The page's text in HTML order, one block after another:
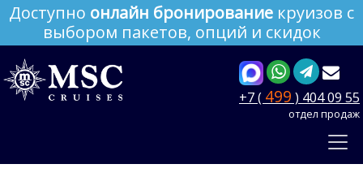
Доступно онлайн бронирование круизов с
выбором пакетов, опций и скидок
+7 ( 499 ) 404 09 55
отдел продаж